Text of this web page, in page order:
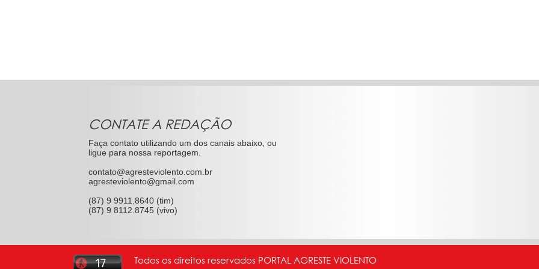
CONTATE A REDAÇÃO
Faça contato utilizando um dos canais abaixo, ou
ligue para nossa reportagem.
contato@agresteviolento.com.br
agresteviolento@gmail.com
(87) 9 9911.8640 (tim)
(87) 9 8112.8745 (vivo)
Todos os direitos reservados PORTAL AGRESTE VIOLENTO